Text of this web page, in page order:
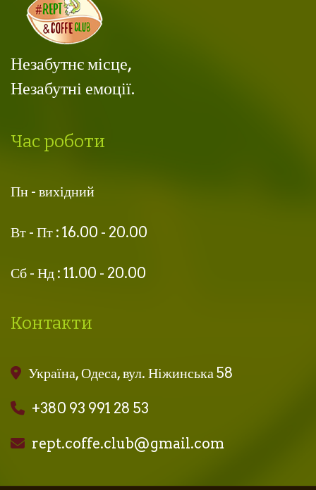
Незабутнє місце,
Незабутні емоції.
Час роботи
Пн - вихідний
Вт - Пт : 16.00 - 20.00
Сб - Нд : 11.00 - 20.00
Контакти
Україна, Одеса, вул. Ніжинська 58
+380 93 991 28 53
rept.coffe.club@gmail.com